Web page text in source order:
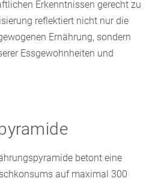
Erkenntnissen gerecht zu
reflektiert nicht nur die
Ernährung, sondern
Essgewohnheiten und
betont eine
auf maximal 300